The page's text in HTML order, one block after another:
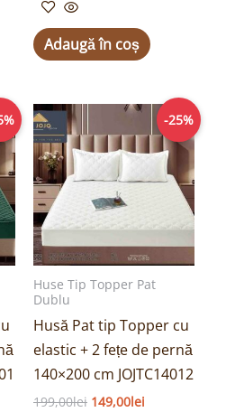
Adaugă în coș
-25%
Huse Tip Topper Pat
Dublu
Husă Pat tip Topper cu
elastic + 2 fețe de pernă
140×200 cm JOJTC14012
199,00lei
Prețul
a
fost:
199,00lei.
149,00lei
Prețul
curent
este:
149,00lei.